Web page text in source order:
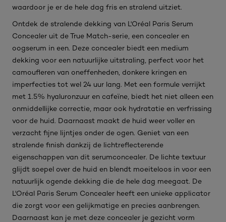
waardoor je er de hele dag fris en stralend uitziet.
Ontdek de stralende dekking van L'Oréal Paris Serum
Concealer uit de True Match-serie, een concealer en
oogserum in een. Deze concealer biedt een medium
dekking voor een natuurlijke uitstraling, perfect voor het
camoufleren van oneffenheden, donkere kringen en
imperfecties tot wel 24 uur lang. Met een formule verrijkt
met 1.5% hyaluronzuur en cafeïne, biedt het niet alleen een
onmiddellijke correctie, maar ook hydratatie en verfrissing
voor de huid. Daarnaast maakt de huid weer voller en
verzacht fijne lijntjes onder de ogen. Geniet van een
stralende finish dankzij de lichtreflecterende
eigenschappen van dit serumconcealer. De lichte textuur
glijdt soepel over de huid en blendt moeiteloos in voor een
natuurlijk ogende dekking die de hele dag meegaat. De
L'Oréal Paris Serum Concealer heeft een unieke applicator
die zorgt voor een gelijkmatige en precies aanbrengen.
Daarnaast kan je met deze concealer je gezicht vorm